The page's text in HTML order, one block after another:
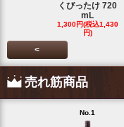
くびったけ 720
mL
1,300円(税込1,430
円)
<
売れ筋商品
No.1